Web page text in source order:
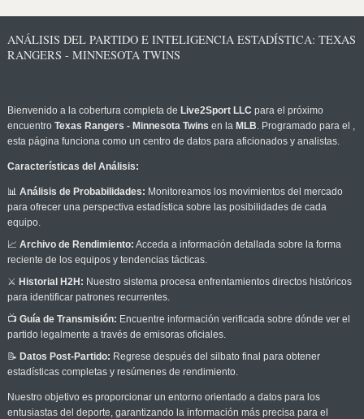
ANÁLISIS DEL PARTIDO E INTELIGENCIA ESTADÍSTICA: TEXAS
RANGERS - MINNESOTA TWINS
Bienvenido a la cobertura completa de Live2Sport LLC para el próximo
encuentro Texas Rangers - Minnesota Twins en la MLB. Programado para el ,
esta página funciona como un centro de datos para aficionados y analistas.
Características del Análisis:
📊 Análisis de Probabilidades: Monitoreamos los movimientos del mercado
para ofrecer una perspectiva estadística sobre las posibilidades de cada
equipo.
📈 Archivo de Rendimiento: Acceda a información detallada sobre la forma
reciente de los equipos y tendencias tácticas.
⚔️ Historial H2H: Nuestro sistema procesa enfrentamientos directos históricos
para identificar patrones recurrentes.
📺 Guía de Transmisión: Encuentre información verificada sobre dónde ver el
partido legalmente a través de emisoras oficiales.
📝 Datos Post-Partido: Regrese después del silbato final para obtener
estadísticas completas y resúmenes de rendimiento.
Nuestro objetivo es proporcionar un entorno orientado a datos para los
entusiastas del deporte, garantizando la información más precisa para el